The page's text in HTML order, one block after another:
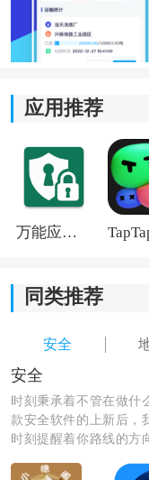
管控，省去繁琐的
2.无广告弹窗：与
3.实时掌控运输状
能，可以随时掌握
划，确保货物
安全
4.订单提示：世德
时提醒用户订单的
应用推荐
万能应用隐藏
同类推荐
安全
安全
时刻秉承着不管在做什
款安全软件的上新后，
时刻提醒着你路线的方
障吧。